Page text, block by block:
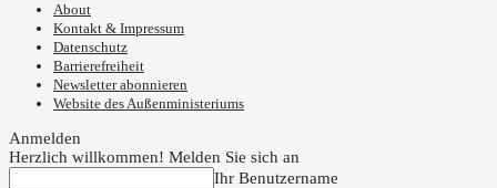
About
Kontakt & Impressum
Datenschutz
Barrierefreiheit
Newsletter abonnieren
Website des Außenministeriums
Anmelden
Herzlich willkommen! Melden Sie sich an
Ihr Benutzername